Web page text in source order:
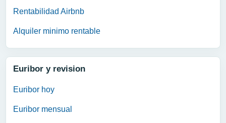
Rentabilidad Airbnb
Alquiler minimo rentable
Euribor y revision
Euribor hoy
Euribor mensual